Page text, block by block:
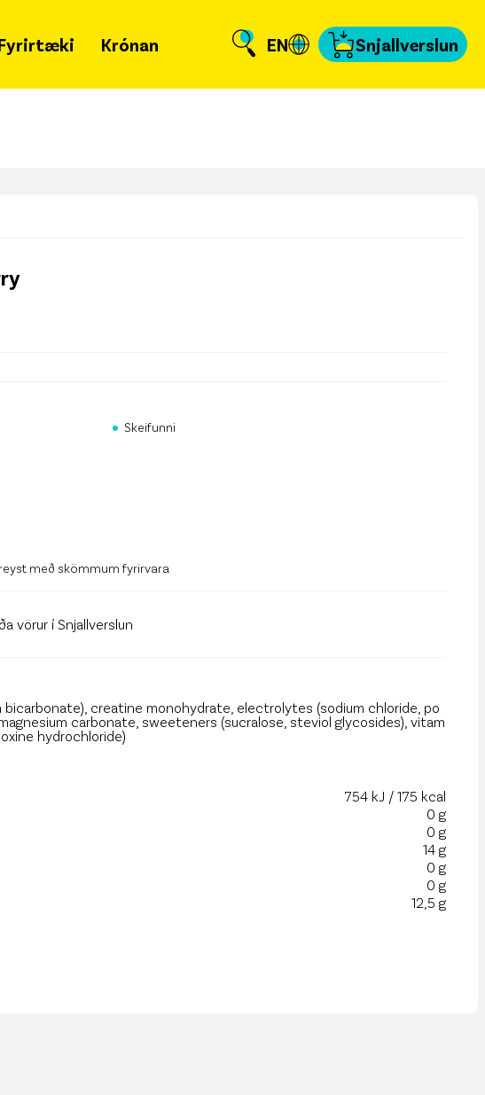
Krónan
Krónan Public API
EN Snjallverslun
• Skeifunni
með skömmum fyrirvara
vörur í Snjallverslun
creatine monohydrate, electrolytes (sodium chloride, po
carbonate, sweeteners (sucralose, steviol glycosides), vitam
hydrochloride)
754 kJ / 175 kcal
0 g
0 g
14 g
0 g
0 g
12,5 g